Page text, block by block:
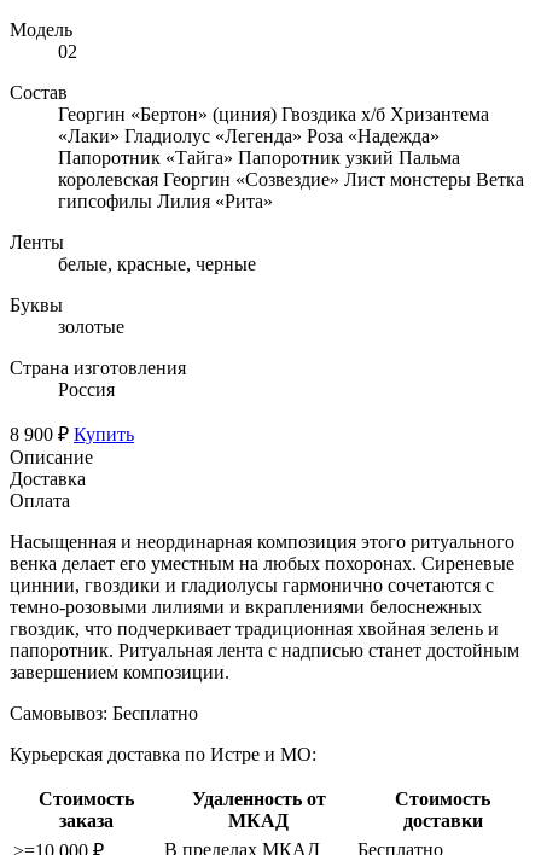
Модель
02
Состав
Георгин «Бертон» (циния) Гвоздика х/б Хризантема
«Лаки» Гладиолус «Легенда» Роза «Надежда»
Папоротник «Тайга» Папоротник узкий Пальма
королевская Георгин «Созвездие» Лист монстеры Ветка
гипсофилы Лилия «Рита»
Ленты
белые, красные, черные
Буквы
золотые
Страна изготовления
Россия
8 900 ₽ Купить
Описание
Доставка
Оплата
Насыщенная и неординарная композиция этого ритуального
венка делает его уместным на любых похоронах. Сиреневые
циннии, гвоздики и гладиолусы гармонично сочетаются с
темно-розовыми лилиями и вкраплениями белоснежных
гвоздик, что подчеркивает традиционная хвойная зелень и
папоротник. Ритуальная лента с надписью станет достойным
завершением композиции.
Самовывоз: Бесплатно
Курьерская доставка по Истре и МО:
Стоимость
заказа
Удаленность от
МКАД
Стоимость
доставки
>=10 000 ₽
В пределах МКАД Бесплатно